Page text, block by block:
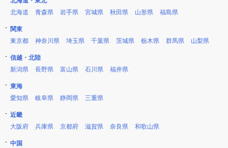
北海道
青森県 岩手県 宮城県 秋田県 山形県 福島県
関東
東京都
神奈川県 埼玉県 千葉県 茨城県 栃木県 群馬県 山梨県
信越・北陸
新潟県
長野県 富山県 石川県 福井県
東海
愛知県
岐阜県 静岡県 三重県
近畿
大阪府
兵庫県 京都府 滋賀県 奈良県 和歌山県
中国